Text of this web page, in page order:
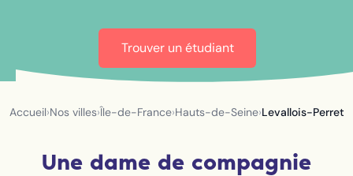
Trouver un étudiant
Accueil›Nos villes›Île-de-France›Hauts-de-Seine›Levallois-Perret
Une dame de compagnie